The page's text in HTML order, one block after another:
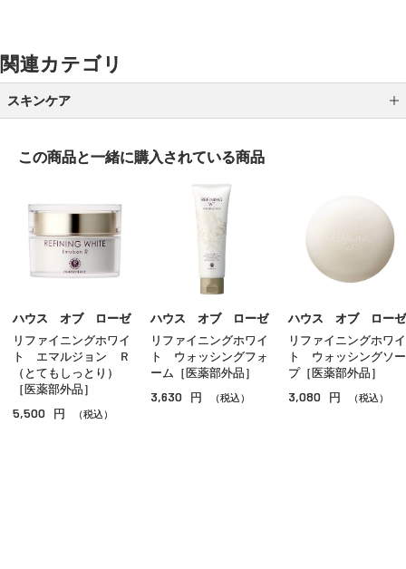
関連カテゴリ
スキンケア
化粧水
乳液
クリーム
美容液
オイル
アイケア
リップケア
この商品と一緒に購入されている商品
ハウス オブ ローゼ
リファイニングホワイ
ト エマルジョン Ｒ
（とてもしっとり）
［医薬部外品］
5,500 円 （税込）
ハウス オブ ローゼ
リファイニングホワイ
ト ウォッシングフォ
ーム［医薬部外品］
3,630 円 （税込）
ハウス オブ ローゼ
リファイニングホワイ
ト ウォッシングソー
プ［医薬部外品］
3,080 円 （税込）